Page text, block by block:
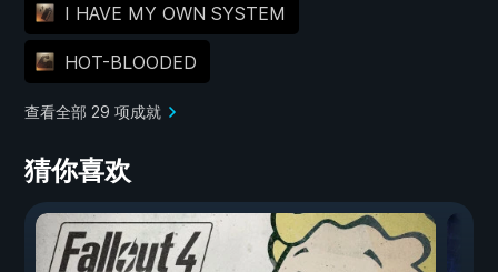
I HAVE MY OWN SYSTEM
HOT-BLOODED
查看全部 29 项成就
猜你喜欢